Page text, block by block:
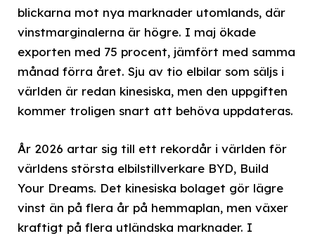
blickarna mot nya marknader utomlands, där
vinstmarginalerna är högre. I maj ökade
exporten med 75 procent, jämfört med samma
månad förra året. Sju av tio elbilar som säljs i
världen är redan kinesiska, men den uppgiften
kommer troligen snart att behöva uppdateras.
År 2026 artar sig till ett rekordår i världen för
världens största elbilstillverkare BYD, Build
Your Dreams. Det kinesiska bolaget gör lägre
vinst än på flera år på hemmaplan, men växer
kraftigt på flera utländska marknader. I